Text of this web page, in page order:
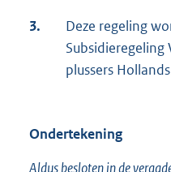
3.
Deze regeling
plussers
Ondertekening
Aldus besloten in de